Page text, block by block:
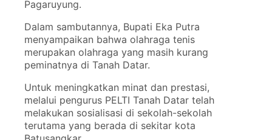
Pagaruyung.
Dalam sambutannya, Bupati Eka Putra
menyampaikan bahwa olahraga tenis
merupakan olahraga yang masih kurang
peminatnya di Tanah Datar.
Untuk meningkatkan minat dan prestasi,
melalui pengurus PELTI Tanah Datar telah
melakukan sosialisasi di sekolah-sekolah
terutama yang berada di sekitar kota